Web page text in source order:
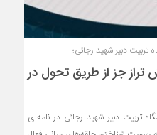
دبیر شهید رجائی؛
جز از طریق تحول در
تربیت دبیر شهید رجائی در نامه‌ای